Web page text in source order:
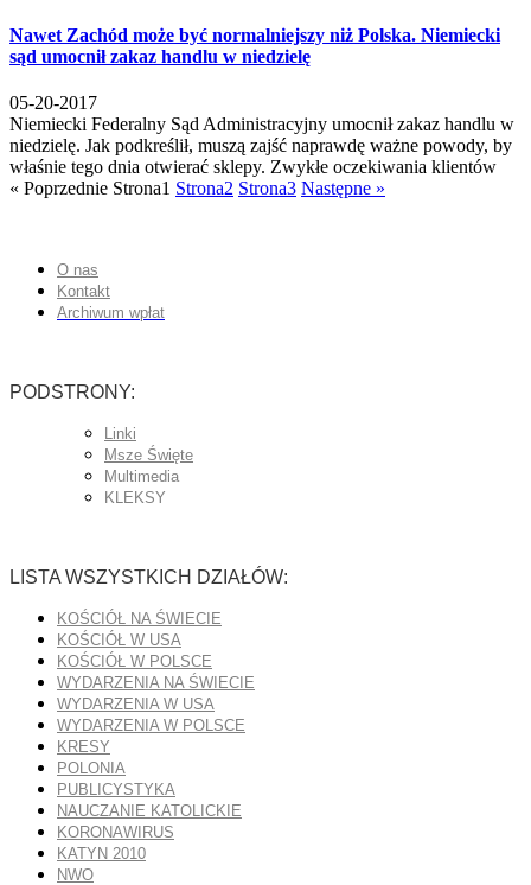
Nawet Zachód może być normalniejszy niż Polska. Niemiecki
sąd umocnił zakaz handlu w niedzielę
05-20-2017
Niemiecki Federalny Sąd Administracyjny umocnił zakaz handlu w
niedzielę. Jak podkreślił, muszą zajść naprawdę ważne powody, by
właśnie tego dnia otwierać sklepy. Zwykłe oczekiwania klientów
« Poprzednie Strona1 Strona2 Strona3 Następne »
O nas
Kontakt
Archiwum wpłat
PODSTRONY:
Linki
Msze Święte
Multimedia
KLEKSY
LISTA WSZYSTKICH DZIAŁÓW:
KOŚCIÓŁ NA ŚWIECIE
KOŚCIÓŁ W USA
KOŚCIÓŁ W POLSCE
WYDARZENIA NA ŚWIECIE
WYDARZENIA W USA
WYDARZENIA W POLSCE
KRESY
POLONIA
PUBLICYSTYKA
NAUCZANIE KATOLICKIE
KORONAWIRUS
KATYN 2010
NWO